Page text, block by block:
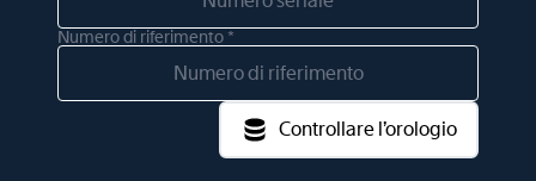
Numero di riferimento *
Controllare l’orologio